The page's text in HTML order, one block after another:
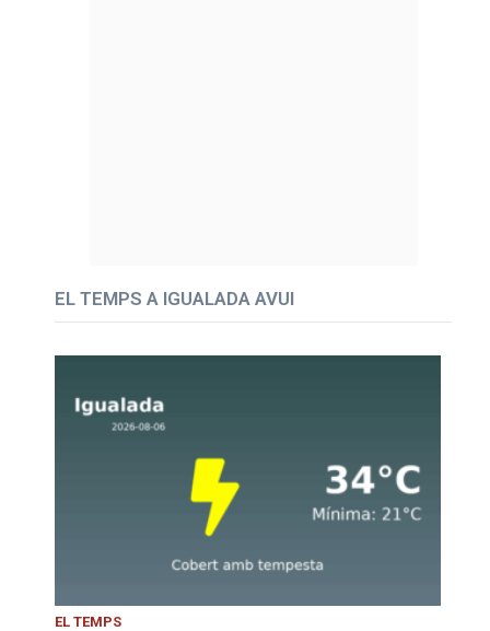
EL TEMPS A IGUALADA AVUI
EL TEMPS